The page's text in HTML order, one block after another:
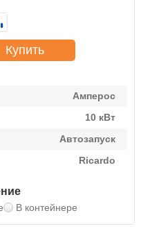
Амперос
10 кВт
Автозапуск
Ricardo
В контейнере
Купить